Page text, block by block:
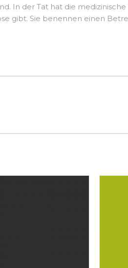
In der Tat hat die
gibt. Sie benennen einen